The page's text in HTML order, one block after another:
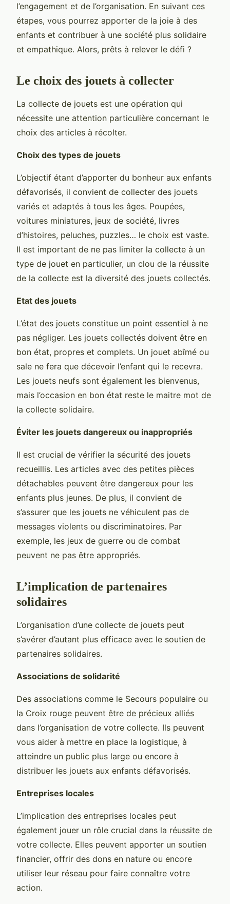
l’engagement et de l’organisation. En suivant ces
étapes, vous pourrez apporter de la joie à des
enfants et contribuer à une société plus solidaire
et empathique. Alors, prêts à relever le défi ?
Le choix des jouets à collecter
La collecte de jouets est une opération qui
nécessite une attention particulière concernant le
choix des articles à récolter.
Choix des types de jouets
L’objectif étant d’apporter du bonheur aux enfants
défavorisés, il convient de collecter des jouets
variés et adaptés à tous les âges. Poupées,
voitures miniatures, jeux de société, livres
d’histoires, peluches, puzzles… le choix est vaste.
Il est important de ne pas limiter la collecte à un
type de jouet en particulier, un clou de la réussite
de la collecte est la diversité des jouets collectés.
Etat des jouets
L’état des jouets constitue un point essentiel à ne
pas négliger. Les jouets collectés doivent être en
bon état, propres et complets. Un jouet abîmé ou
sale ne fera que décevoir l’enfant qui le recevra.
Les jouets neufs sont également les bienvenus,
mais l’occasion en bon état reste le maitre mot de
la collecte solidaire.
Éviter les jouets dangereux ou inappropriés
Il est crucial de vérifier la sécurité des jouets
recueillis. Les articles avec des petites pièces
détachables peuvent être dangereux pour les
enfants plus jeunes. De plus, il convient de
s’assurer que les jouets ne véhiculent pas de
messages violents ou discriminatoires. Par
exemple, les jeux de guerre ou de combat
peuvent ne pas être appropriés.
L’implication de partenaires
solidaires
L’organisation d’une collecte de jouets peut
s’avérer d’autant plus efficace avec le soutien de
partenaires solidaires.
Associations de solidarité
Des associations comme le Secours populaire ou
la Croix rouge peuvent être de précieux alliés
dans l’organisation de votre collecte. Ils peuvent
vous aider à mettre en place la logistique, à
atteindre un public plus large ou encore à
distribuer les jouets aux enfants défavorisés.
Entreprises locales
L’implication des entreprises locales peut
également jouer un rôle crucial dans la réussite de
votre collecte. Elles peuvent apporter un soutien
financier, offrir des dons en nature ou encore
utiliser leur réseau pour faire connaître votre
action.